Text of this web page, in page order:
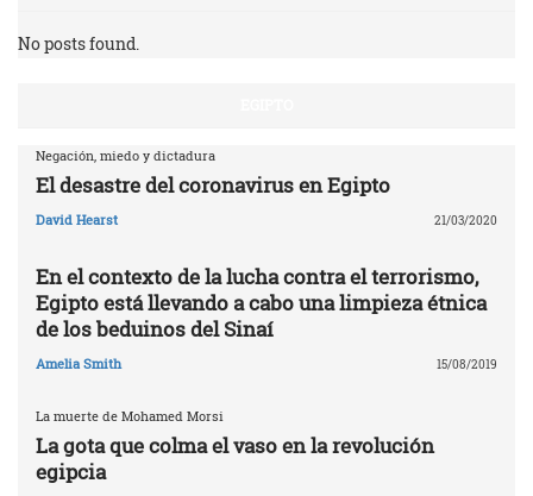
No posts found.
Negación, miedo y dictadura
El desastre del coronavirus en Egipto
David Hearst 21/03/2020
En el contexto de la lucha contra el terrorismo,
Egipto está llevando a cabo una limpieza étnica
de los beduinos del Sinaí
Amelia Smith 15/08/2019
La muerte de Mohamed Morsi
La gota que colma el vaso en la revolución
egipcia